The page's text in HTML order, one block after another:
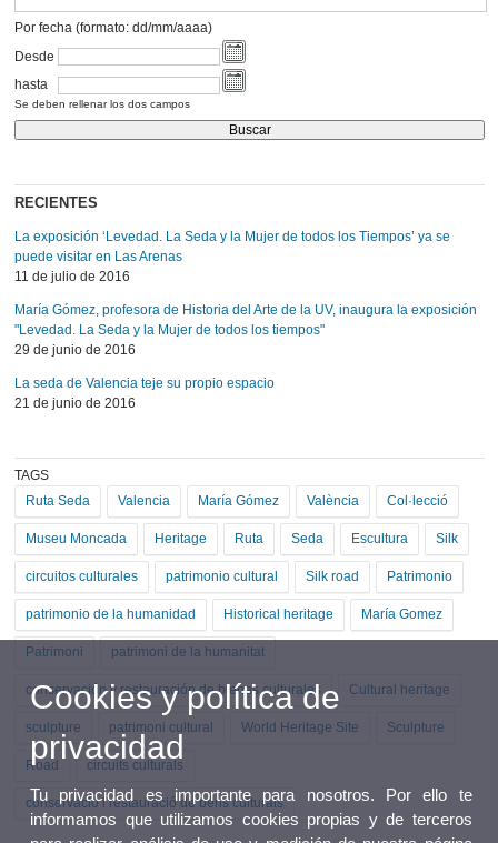
Por fecha (formato: dd/mm/aaaa)
Desde
hasta
Se deben rellenar los dos campos
RECIENTES
La exposición ‘Levedad. La Seda y la Mujer de todos los Tiempos’ ya se
puede visitar en Las Arenas
11 de julio de 2016
María Gómez, profesora de Historia del Arte de la UV, inaugura la exposición
"Levedad. La Seda y la Mujer de todos los tiempos"
29 de junio de 2016
La seda de Valencia teje su propio espacio
21 de junio de 2016
TAGS
Ruta Seda
Valencia María Gómez València Col·lecció
Museu Moncada Heritage Ruta Seda Escultura Silk
circuitos culturales patrimonio cultural Silk road Patrimonio
patrimonio de la humanidad Historical heritage María Gomez
Patrimoni patrimoni de la humanitat
conservación y restauración de bienes culturales Cultural heritage
sculpture patrimoni cultural World Heritage Site Sculpture
Road circuits culturals
conservació i restauració de béns culturals
Cookies y política de
privacidad
Tu privacidad es importante para nosotros. Por ello te
informamos que utilizamos cookies propias y de terceros